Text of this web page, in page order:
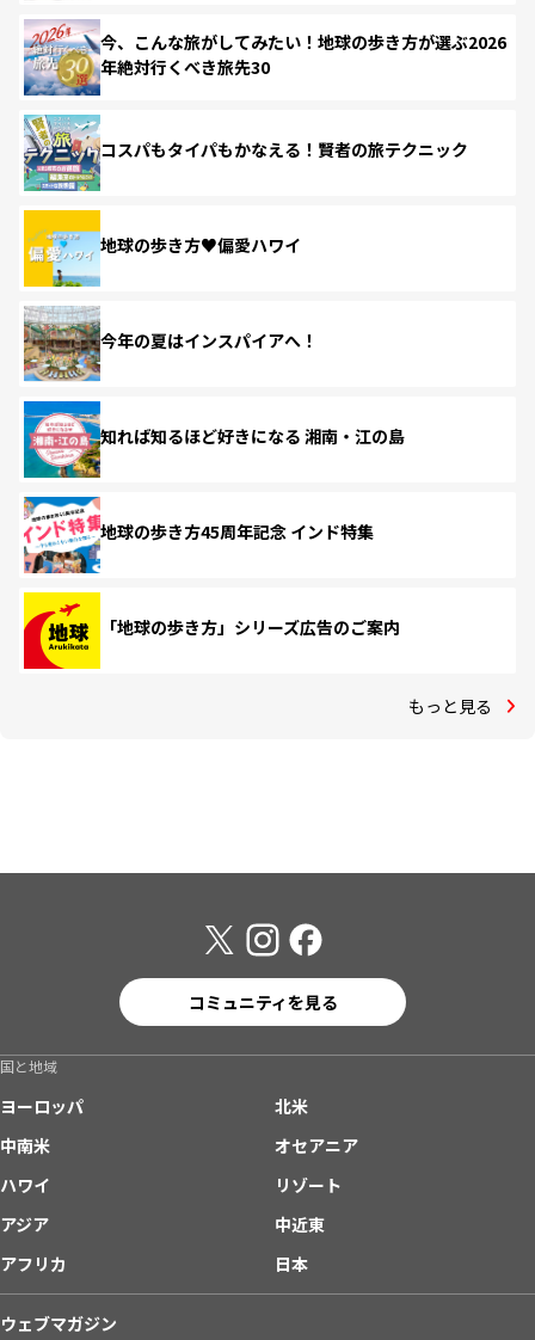
今、こんな旅がしてみたい！地球の歩き方が選ぶ2026
年絶対行くべき旅先30
コスパもタイパもかなえる！賢者の旅テクニック
地球の歩き方♥偏愛ハワイ
今年の夏はインスパイアへ！
知れば知るほど好きになる 湘南・江の島
地球の歩き方45周年記念 インド特集
「地球の歩き方」シリーズ広告のご案内
もっと見る
コミュニティを見る
国と地域
ヨーロッパ
北米
中南米
オセアニア
ハワイ
リゾート
アジア
中近東
アフリカ
日本
ウェブマガジン